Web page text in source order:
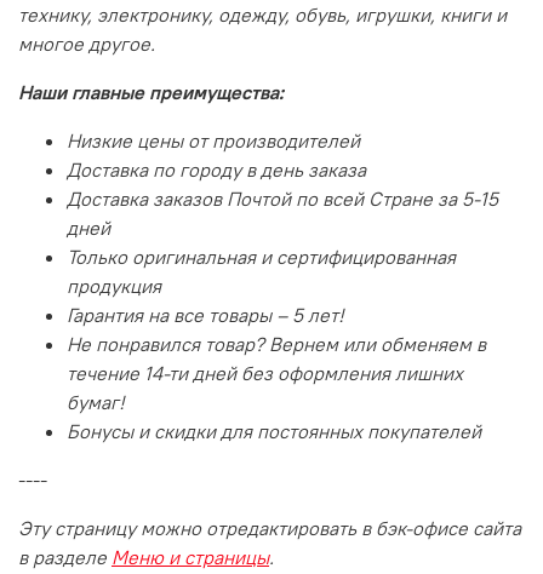
технику, электронику, одежду, обувь, игрушки, книги и
многое другое.
Наши главные преимущества:
Низкие цены от производителей
Доставка по городу в день заказа
Доставка заказов Почтой по всей Стране за 5-15
дней
Только оригинальная и сертифицированная
продукция
Гарантия на все товары – 5 лет!
Не понравился товар? Вернем или обменяем в
течение 14-ти дней без оформления лишних
бумаг!
Бонусы и скидки для постоянных покупателей
----
Эту страницу можно отредактировать в бэк-офисе сайта
в разделе Меню и страницы.